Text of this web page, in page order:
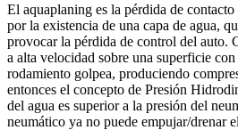
El aquaplaning es la pérdida de
por la existencia de una capa de agua,
provocar la pérdida de control del auto.
a alta velocidad sobre una superficie
rodamiento golpea, produciendo
entonces el concepto de Presión
del agua es superior a la presión del
neumático ya no puede empujar/drenar